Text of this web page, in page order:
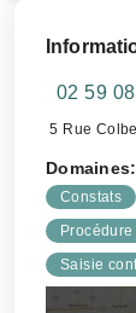
02 59
5 Rue
Domaines:
Constats
Saisie